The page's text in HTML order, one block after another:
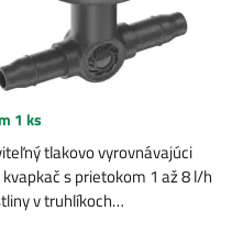
1 ks
tlakovo vyrovnávajúci
s prietokom 1 až 8 l/h
v truhlíkoch…